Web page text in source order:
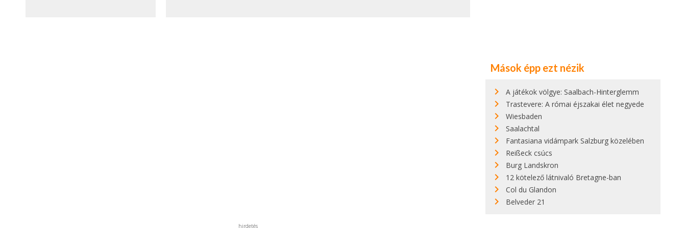
hirdetés
Mások épp ezt nézik
A játékok völgye: Saalbach-Hinterglemm
Trastevere: A római éjszakai élet negyede
Wiesbaden
Saalachtal
Fantasiana vidámpark Salzburg közelében
Reißeck csúcs
Burg Landskron
12 kötelező látnivaló Bretagne-ban
Col du Glandon
Belveder 21